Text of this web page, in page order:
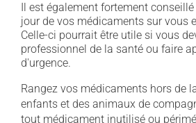
Il est également fortement
jour de vos médicaments sur vous
Celle-ci pourrait être utile si vous
professionnel de la santé ou faire
d'urgence.
Rangez vos médicaments hors de
enfants et des animaux de
tout médicament inutilisé ou